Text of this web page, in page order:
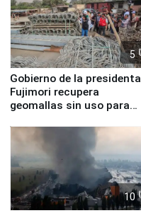
5
Gobierno de la presidenta
Fujimori recupera
geomallas sin uso para
Fenómeno El Niño
10